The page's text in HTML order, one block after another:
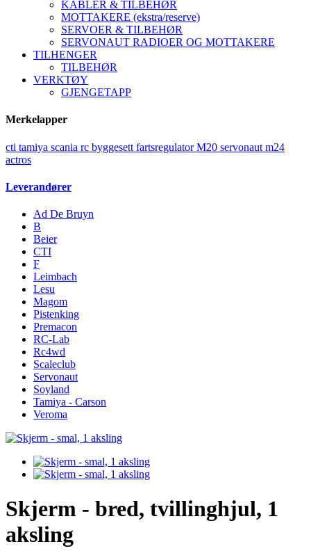
KABLER & TILBEHØR
MOTTAKERE (ekstra/reserve)
SERVOER & TILBEHØR
SERVONAUT RADIOER OG MOTTAKERE
TILHENGER
TILBEHØR
VERKTØY
GJENGETAPP
Merkelapper
cti tamiya scania rc byggesett fartsregulatorM20 servonaut m24
actros
Leverandører
Ad De Bruyn
B
Beier
CTI
F
Leimbach
Lesu
Magom
Pistenking
Premacon
RC-Lab
Rc4wd
Scaleclub
Servonaut
Soyland
Tamiya - Carson
Veroma
Skjerm - bred, tvillinghjul, 1
aksling